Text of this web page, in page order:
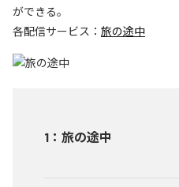
ができる。
各配信サービス： 旅の途中
1 ： 旅の途中